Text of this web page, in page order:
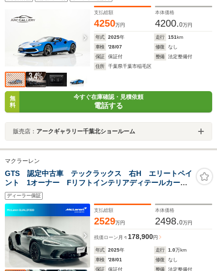
トライプ 20インチ鍛造ホイール カーボンファイバー
レーシングシート スポーツシートリフター
支払総額
4250万円
本体価格
4200.0万円
年式 2025年 走行 151km
車検
'28/07 修復
なし
保証
保証付 整備
法定整備付
住所
千葉県千葉市稲毛区
無
料
今すぐ在庫確認・見積依頼
電話する
販売店： アークギャラリー千葉北ショールーム
マクラーレン
GTS 認定中古車 テックラックス 右H エリートペイ
ント 1オーナー Fリフトインテリアディテールカーボ
ンパック・スポエグ・プレミアムパック・ステルスバッ
ジパック・プラクティカリティパック・プライバシーガ
ラス・ロゴ入りアームレスト・B&W
ディーラー保証
支払総額
2529万円
本体価格
2498.0万円
残価ローン 月々178,900円
年式 2025年 走行 1.0万km
車検
'28/01 修復
なし
保証
保証付 整備
法定整備付